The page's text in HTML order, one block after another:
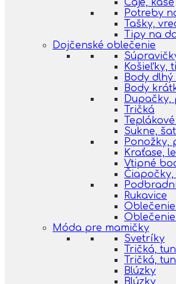
Čaje, kaše
Potreby
Tašky,
Tipy na
Dojčenské oblečenie
Košieľky,
Body
Body
Tričká
Sukne,
Ponožky,
Kraťase,
Vtipné
Rukavice
Móda pre mamičky
Svetríky
Tričká,
Tričká,
Blúzky
Blúzky